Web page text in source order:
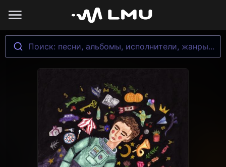
Поиск: песни, альбомы, исполнители, жанры...